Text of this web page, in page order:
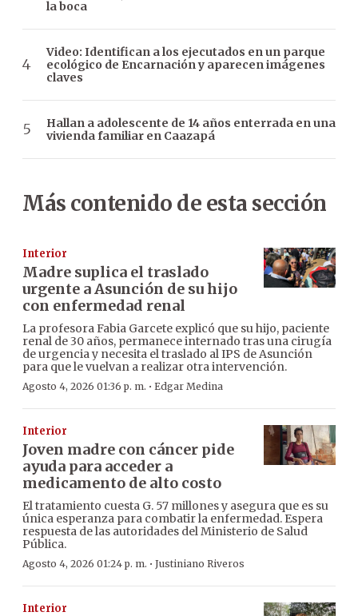
la boca
Video: Identifican a los ejecutados en un parque
ecológico de Encarnación y aparecen imágenes
claves
Hallan a adolescente de 14 años enterrada en una
vivienda familiar en Caazapá
Más contenido de esta sección
Interior
Madre suplica el traslado
urgente a Asunción de su hijo
con enfermedad renal
La profesora Fabia Garcete explicó que su hijo, paciente
renal de 30 años, permanece internado tras una cirugía
de urgencia y necesita el traslado al IPS de Asunción
para que le vuelvan a realizar otra intervención.
Agosto 4, 2026 01:36 p. m. · Edgar Medina
Interior
Joven madre con cáncer pide
ayuda para acceder a
medicamento de alto costo
El tratamiento cuesta G. 57 millones y asegura que es su
única esperanza para combatir la enfermedad. Espera
respuesta de las autoridades del Ministerio de Salud
Pública.
Agosto 4, 2026 01:24 p. m. · Justiniano Riveros
Interior